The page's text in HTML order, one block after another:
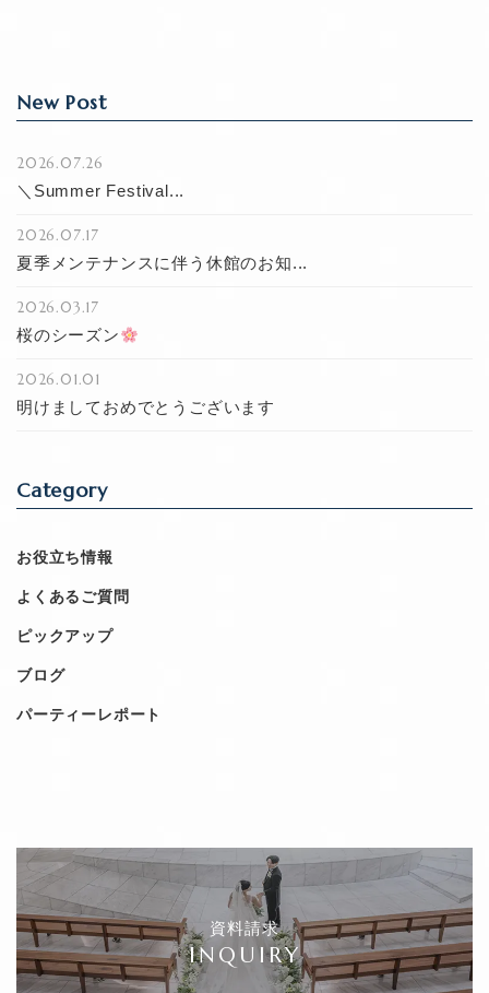
New Post
2026.07.26
＼Summer Festival...
2026.07.17
夏季メンテナンスに伴う休館のお知...
2026.03.17
桜のシーズン
2026.01.01
明けましておめでとうございます
Category
お役立ち情報
よくあるご質問
ピックアップ
ブログ
パーティーレポート
資料請求
INQUIRY